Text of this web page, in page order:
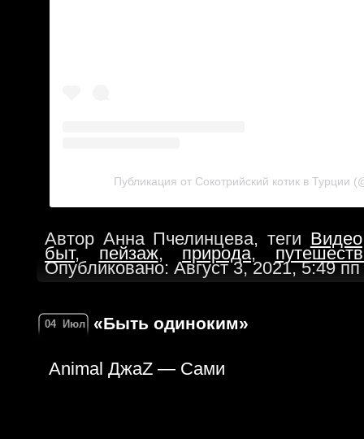
Публикация от Сокотрийский котик в Турции
Автор Анна Пчелинцева, теги Видео
быт, пейзаж, природа,
Опубликовано: Август 3, 2021, 5:49 пп
04 Июл «Быть одиноким»
Animal ДжаZ — Сами